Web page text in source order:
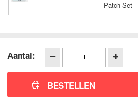
Patch Set
Aantal: